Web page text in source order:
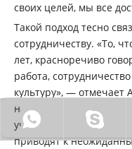
своих целей, мы все
Такой подход тесно
сотрудничеству. «То,
лет, красноречиво
работа,
культуру», — отмечает
наши группы ресурсов
участвую, тем больше
приводят к
0086 18772211931